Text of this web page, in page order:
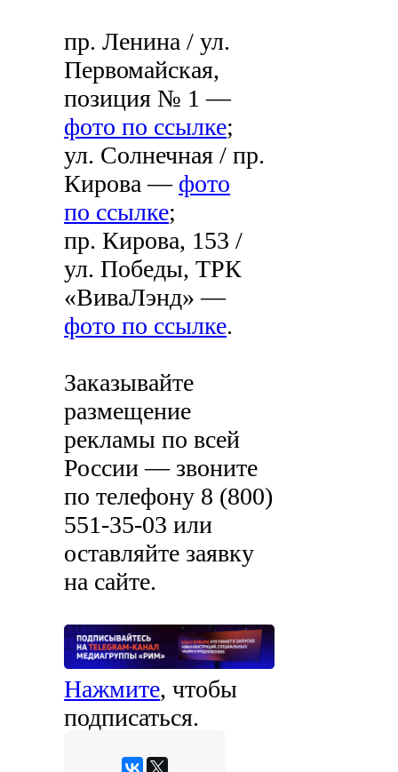
пр. Ленина / ул.
Первомайская,
позиция № 1 —
фото по ссылке;
ул. Солнечная / пр.
Кирова — фото
по ссылке;
пр. Кирова, 153 /
ул. Победы, ТРК
«ВиваЛэнд» —
фото по ссылке.
Заказывайте
размещение
рекламы по всей
России — звоните
по телефону 8 (800)
551-35-03 или
оставляйте заявку
на сайте.
Нажмите, чтобы
подписаться.